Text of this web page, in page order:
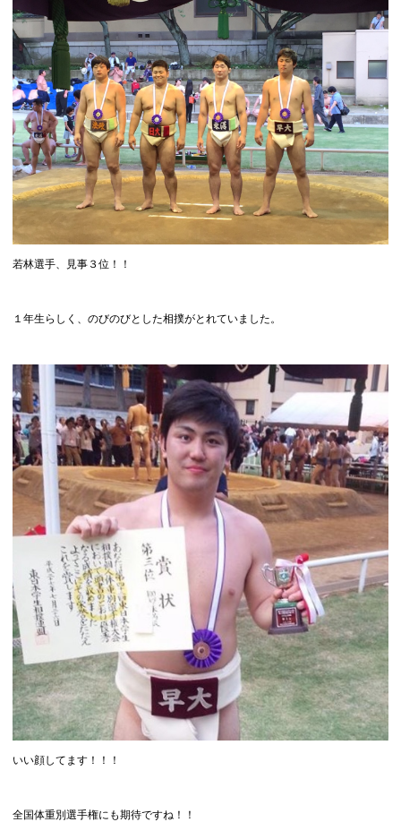
若林選手、見事３位！！
１年生らしく、のびのびとした相撲がとれていました。
いい顔してます！！！
全国体重別選手権にも期待ですね！！